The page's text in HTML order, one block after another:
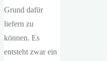
Grund dafür
liefern zu
können. Es
entsteht zwar ein